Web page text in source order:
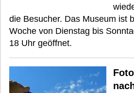
die Besucher. Das Museum ist
Woche von Dienstag bis
18 Uhr geöffnet.